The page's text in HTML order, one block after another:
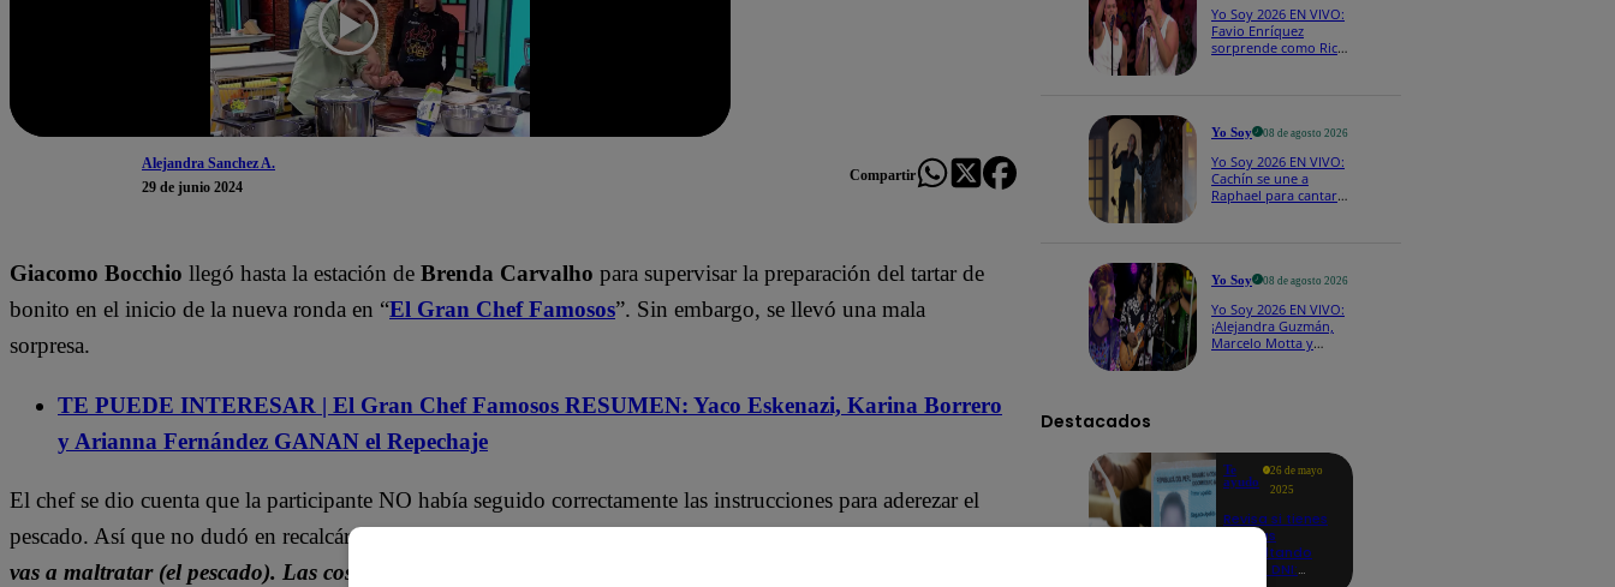
Alejandra Sanchez A.
29 de junio 2024
Compartir
Giacomo Bocchio llegó hasta la estación de Brenda Carvalho para supervisar la preparación del tartar de
bonito en el inicio de la nueva ronda en “El Gran Chef Famosos”. Sin embargo, se llevó una mala
sorpresa.
TE PUEDE INTERESAR | El Gran Chef Famosos RESUMEN: Yaco Eskenazi, Karina Borrero
y Arianna Fernández GANAN el Repechaje
El chef se dio cuenta que la participante NO había seguido correctamente las instrucciones para aderezar el
pescado. Así que no dudó en recalcárselo:
vas a maltratar (el pescado). Las cosas se hacen bien o se hacen mal”.
Yo Soy 2026 EN VIVO:
Favio Enríquez
sorprende como Ricky
Yo Soy 08 de agosto 2026
Yo Soy 2026 EN VIVO:
Cachín se une a
Raphael para cantar
Yo Soy 08 de agosto 2026
Yo Soy 2026 EN VIVO:
¡Alejandra Guzmán,
Marcelo Motta y
Destacados
Te
ayudo
26 de mayo
2025
Revisa si tienes
deudas
consultando
con tu DNI: